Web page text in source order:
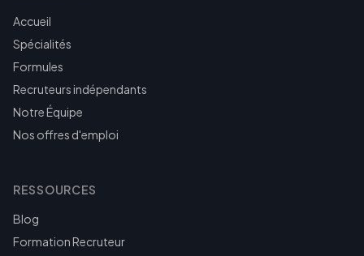
Accueil
Spécialités
Formules
Recruteurs indépendants
Notre Équipe
Nos offres d'emploi
RESSOURCES
Blog
Formation Recruteur